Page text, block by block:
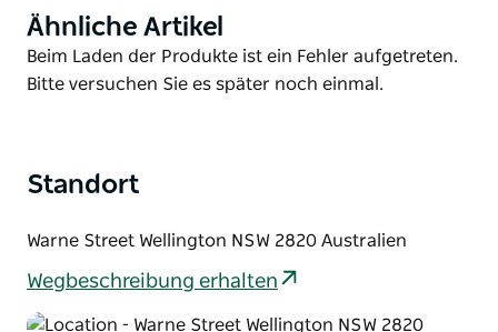
Product
List
Ähnliche Artikel
Product
List
Beim Laden der Produkte ist ein Fehler aufgetreten.
Bitte versuchen Sie es später noch einmal.
Standort
Warne Street Wellington NSW 2820 Australien
Wegbeschreibung erhalten